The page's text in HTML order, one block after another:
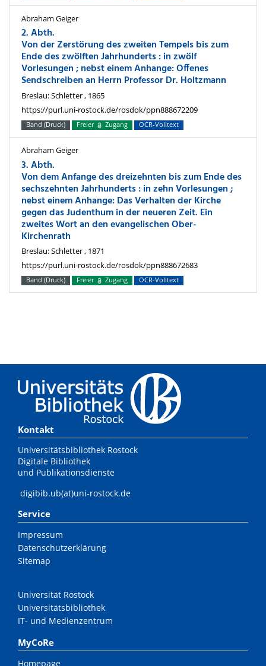
Abraham Geiger
2. Abth.
Von der Zerstörung des zweiten Tempels bis zum
Ende des zwölften Jahrhunderts : in zwölf
Vorlesungen ; nebst einem Anhange: Offenes
Sendschreiben an Herrn Professor Dr. Holtzmann
Breslau: Schletter , 1865
https://purl.uni-rostock.de/rosdok/ppn888672209
Band (Druck) Freier Zugang OCR-Volltext
Abraham Geiger
3. Abth.
Von dem Anfange des dreizehnten bis zum Ende des
sechszehnten Jahrhunderts : in zehn Vorlesungen ;
nebst einem Anhange: Das Verhalten der Kirche
gegen das Judenthum in der neueren Zeit. Ein
zweites Wort an den evangelischen Ober-
Kirchenrath
Breslau: Schletter , 1871
https://purl.uni-rostock.de/rosdok/ppn888672683
Band (Druck) Freier Zugang OCR-Volltext
Kontakt
Universitätsbibliothek Rostock
Digitale Bibliothek
und Publikationsdienste
digibib.ub(at)uni-rostock.de
Service
Impressum
Datenschutzerklärung
Sitemap
Universität Rostock
Universitätsbibliothek
IT- und Medienzentrum
MyCoRe
Homepage